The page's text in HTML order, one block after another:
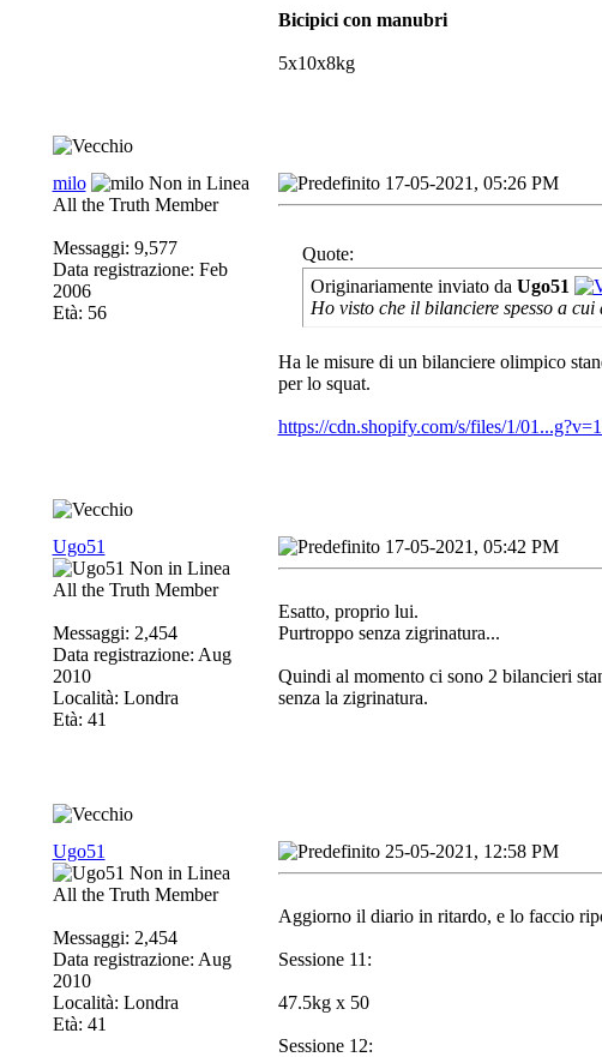
Bicipici con manubri
5x10x8kg
milo
All the Truth Member
Messaggi: 9,577
Data registrazione: Feb
2006
Età: 56
17-05-2021, 05:26 PM
Quote:
Originariamente inviato da Ugo51
Ho visto che il bilanciere spesso a
Ha le misure di un bilanciere olimpico
per lo squat.
https://cdn.shopify.com/s/files/1/
Ugo51
All the Truth Member
Messaggi: 2,454
Data registrazione: Aug
2010
Località: Londra
Età: 41
17-05-2021, 05:42 PM
Esatto, proprio lui.
Purtroppo senza zigrinatura...
Quindi al momento ci sono 2 bilancieri
senza la zigrinatura.
Ugo51
All the Truth Member
Messaggi: 2,454
Data registrazione: Aug
2010
Località: Londra
Età: 41
25-05-2021, 12:58 PM
Aggiorno il diario in ritardo, e lo faccio
Sessione 11:
47.5kg x 50
Sessione 12: